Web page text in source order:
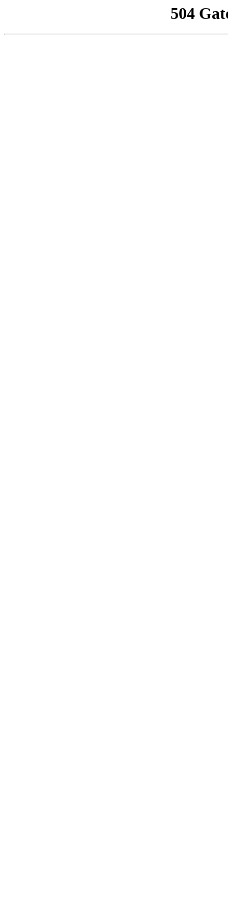
504